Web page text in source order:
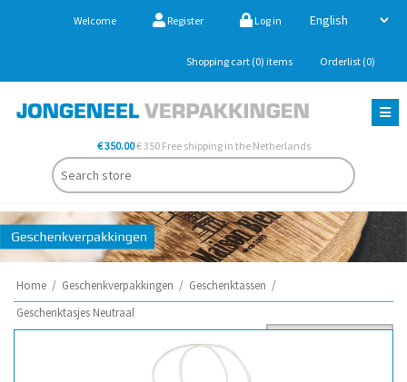
Welcome Register Log in
Shopping cart (0) items Orderlist (0)
€ 350.00€ 350 Free shipping in the Netherlands
Home / Geschenkverpakkingen / Geschenktassen /
Geschenktasjes Neutraal